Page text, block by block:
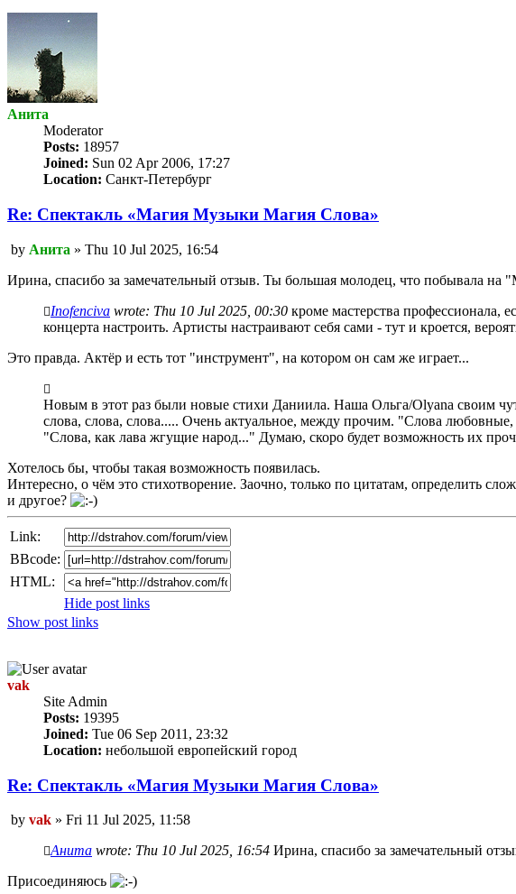
Анита
Мoderator
Posts: 18957
Joined: Sun 02 Apr 2006, 17:27
Location: Санкт-Петербург
Re: Спектакль «Магия Mузыки Магия Cлова»
Unread
by Анита » Thu 10 Jul 2025, 16:54
Ирина, спасибо за замечательный отзыв. Ты большая молодец, что побывала на
Inofenciva wrote: Thu 10 Jul 2025, 00:30 кроме мастерства профессионала,
концерта настроить. Артисты настраивают себя сами - тут и кроется,
Это правда. Актёр и есть тот "инструмент", на котором он сам же играет...
Новым в этот раз были новые стихи Даниила. Наша Ольга/Olyana своим
слова, слова, слова..... Очень актуальное, между прочим. "Слова
"Слова, как лава жгущие народ..." Думаю, скоро будет возможность их
Хотелось бы, чтобы такая возможность появилась.
Интересно, о чём это стихотворение. Заочно, только по цитатам, определить
и другое?
Link:
BBcode:
HTML:
Hide post links
Show post links
vak
Site Admin
Posts: 19395
Joined: Tue 06 Sep 2011, 23:32
Location: небольшой европейский город
Re: Спектакль «Магия Mузыки Магия Cлова»
Unread
by vak » Fri 11 Jul 2025, 11:58
Анита wrote: Thu 10 Jul 2025, 16:54 Ирина, спасибо за замечательный
Присоединяюсь